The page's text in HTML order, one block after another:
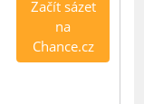
Začít sázet
na
Chance.cz